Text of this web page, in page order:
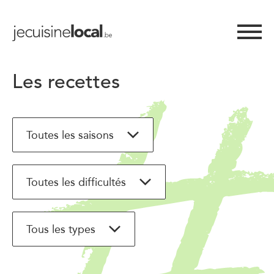
Les recettes
Toutes les saisons
Toutes les saisons
Automne
Toutes les difficultés
Toutes les difficultés
Tous les types
Tous les types